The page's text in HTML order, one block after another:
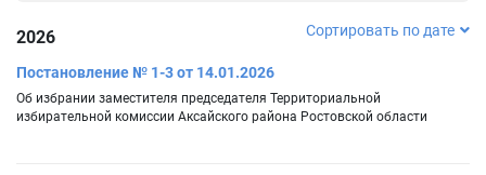
2026 Сортировать по дате
Постановление № 1-3 от 14.01.2026
Об избрании заместителя председателя Территориальной
избирательной комиссии Аксайского района Ростовской области